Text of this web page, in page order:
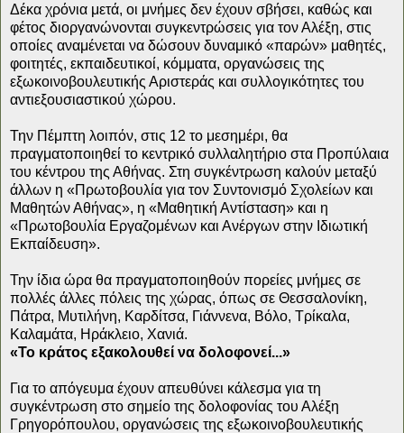
Δέκα χρόνια μετά, οι μνήμες δεν έχουν σβήσει, καθώς και
φέτος διοργανώνονται συγκεντρώσεις για τον Αλέξη, στις
οποίες αναμένεται να δώσουν δυναμικό «παρών» μαθητές,
φοιτητές, εκπαιδευτικοί, κόμματα, οργανώσεις της
εξωκοινοβουλευτικής Αριστεράς και συλλογικότητες του
αντιεξουσιαστικού χώρου.
Την Πέμπτη λοιπόν, στις 12 το μεσημέρι, θα
πραγματοποιηθεί το κεντρικό συλλαλητήριο στα Προπύλαια
του κέντρου της Αθήνας. Στη συγκέντρωση καλούν μεταξύ
άλλων η «Πρωτοβουλία για τον Συντονισμό Σχολείων και
Μαθητών Αθήνας», η «Μαθητική Αντίσταση» και η
«Πρωτοβουλία Εργαζομένων και Ανέργων στην Ιδιωτική
Εκπαίδευση».
Την ίδια ώρα θα πραγματοποιηθούν πορείες μνήμες σε
πολλές άλλες πόλεις της χώρας, όπως σε Θεσσαλονίκη,
Πάτρα, Μυτιλήνη, Καρδίτσα, Γιάννενα, Βόλο, Τρίκαλα,
Καλαμάτα, Ηράκλειο, Χανιά.
«Το κράτος εξακολουθεί να δολοφονεί...»
Για το απόγευμα έχουν απευθύνει κάλεσμα για τη
συγκέντρωση στο σημείο της δολοφονίας του Αλέξη
Γρηγορόπουλου, οργανώσεις της εξωκοινοβουλευτικής